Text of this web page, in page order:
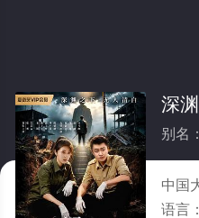
深
别名
中国
语言：